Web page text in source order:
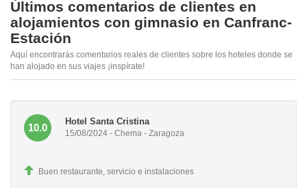
Últimos comentarios de clientes en
alojamientos con gimnasio en Canfranc-
Estación
Aquí encontrarás comentarios reales de clientes sobre los hoteles donde se
han alojado en sus viajes ¡inspírate!
10.0
Hotel Santa Cristina
15/08/2024 - Chema - Zaragoza
Buen restaurante, servicio e instalaciones